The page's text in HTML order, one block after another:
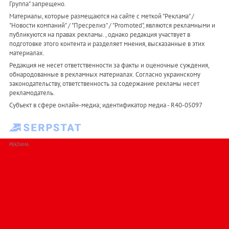
Группа" запрещено.
Материалы, которые размещаются на сайте с меткой "Реклама" /
"Новости компаний" / "Пресрелиз" / "Promoted", являются рекламными и
публикуются на правах рекламы. , однако редакция участвует в
подготовке этого контента и разделяет мнения, высказанные в этих
материалах.
Редакция не несет ответственности за факты и оценочные суждения,
обнародованные в рекламных материалах. Согласно украинскому
законодательству, ответственность за содержание рекламы несет
рекламодатель.
Субъект в сфере онлайн-медиа; идентификатор медиа - R40-05097
РЕКЛАМА